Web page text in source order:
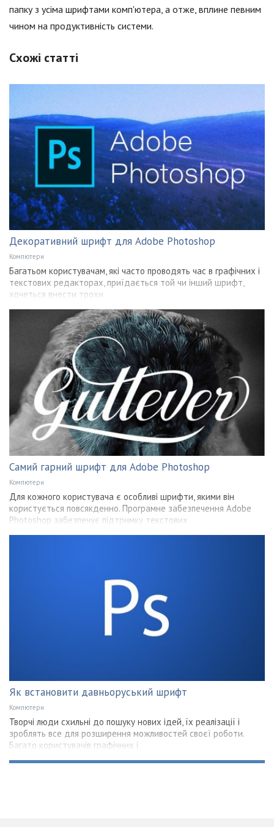
папку з усіма шрифтами комп'ютера, а отже, вплине певним
чином на продуктивність системи.
Схожі статті
Декоративний шрифт для Adobe Photoshop
Компютери
Багатьом користувачам, які часто проводять час в графічних і
текстових редакторах, приїдається той чи інший шрифт,
хочеться внести трохи
Самий гарний шрифт для Adobe Photoshop
Компютери
Для кожного користувача є особливі шрифти, якими він
користується повсякденно. Програмне забезпечення Adobe
Photoshop забезпечує підтримку текстових
Як встановити давньоруський шрифт
Компютери
Творчі люди схильні до пошуку нових ідей, їх реалізації і
зроблять все для розширення можливостей своєї роботи.
Багато користувачів графічних і